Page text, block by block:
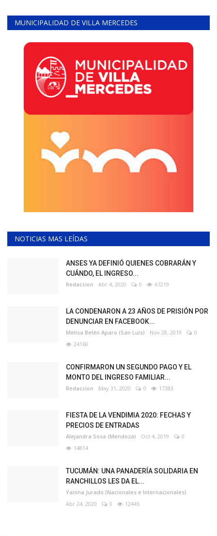
MUNICIPALIDAD DE VILLA MERCEDES
NOTICIAS MAS LEÍDAS
ANSES YA DEFINIÓ QUIENES COBRARÁN Y
CUÁNDO, EL INGRESO...
Redaccion Abr 4, 2020 0 67219
LA CONDENARON A 23 AÑOS DE PRISIÓN POR
DENUNCIAR EN FACEBOOK...
Melisa Belén Aparo (San Luis) Nov 28, 2019
0
24160
CONFIRMARON UN SEGUNDO PAGO Y EL
MONTO DEL INGRESO FAMILIAR...
Redaccion May 31, 2020 0 17383
FIESTA DE LA VENDIMIA 2020: FECHAS Y
PRECIOS DE ENTRADAS
Alejandra Sosa (Mendoza) Oct 4, 2019
0
14814
TUCUMÁN: UNA PANADERÍA SOLIDARIA EN
RANCHILLOS LES DA EL...
Yanina Jurado (Nacionales e Internacionales)
Abr 24, 2020
0 12445